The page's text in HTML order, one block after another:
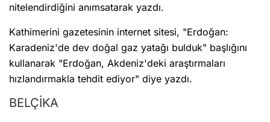
nitelendirdiğini anımsatarak yazdı.
Kathimerini gazetesinin internet sitesi, "Erdoğan:
Karadeniz'de dev doğal gaz yatağı bulduk" başlığını
kullanarak "Erdoğan, Akdeniz'deki araştırmaları
hızlandırmakla tehdit ediyor" diye yazdı.
BELÇİKA